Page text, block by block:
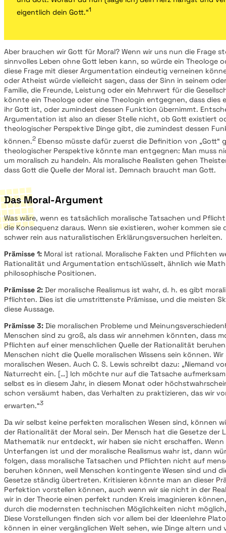
eigentlich dein Gott.“1
Aber brauchen wir Gott für Moral? Wenn wir uns nun die Frage
sinnvolles Leben ohne Gott leben kann, so würde ein Theologe
diese Frage mit dieser Argumentation eindeutig verneinen
oder Atheist würde vielleicht sagen, dass der Sinn in seinem
Familie, die Freunde, Leistung oder ein Mehrwert für die
könnte ein Theologe oder eine Theologin entgegnen, dass dies
ihr Gott ist, oder zumindest dessen Funktion übernimmt.
Argumentation ist also an dieser Stelle nicht, ob Gott existiert
theologischer Perspektive Dinge gibt, die zumindest dessen
können.2 Ebenso müsste dafür zuerst die Definition von „Gott“
theologischer Perspektive könnte man entgegnen: Man muss
um moralisch zu handeln. Als moralische Realisten gehen
dass Gott die Quelle der Moral ist. Demnach braucht man Gott.
Das Moral-Argument
Was wäre, wenn es tatsächlich moralische Tatsachen und
die Konsequenz daraus. Wenn sie existieren, woher kommen sie
schwer rein aus naturalistischen Erklärungsversuchen herleiten.
Prämisse 1: Moral ist rational. Moralische Fakten und Pflichten
Rationalität und Argumentation entschlüsselt, ähnlich wie
philosophische Positionen.
Prämisse 2: Der moralische Realismus ist wahr, d. h. es gibt
Pflichten. Dies ist die umstrittenste Prämisse, und die meisten
diese Aussage.
Prämisse 3: Die moralischen Probleme und
Menschen sind zu groß, als dass wir annehmen könnten, dass
Pflichten auf einer menschlichen Quelle der Rationalität
Menschen nicht die Quelle moralischen Wissens sein können.
moralischen Wesen. Auch C. S. Lewis schreibt dazu: „Niemand
Naturrecht ein. […] Ich möchte nur auf die Tatsache
selbst es in diesem Jahr, in diesem Monat oder
schon versäumt haben, das Verhalten zu praktizieren, das wir
erwarten.“3
Da wir selbst keine perfekten moralischen Wesen sind, können
der Rationalität der Moral sein. Der Mensch hat die Gesetze der
Mathematik nur entdeckt, wir haben sie nicht erschaffen. Wenn
Unterfangen ist und der moralische Realismus wahr ist, dann
folgen, dass moralische Tatsachen und Pflichten nicht auf
beruhen können, weil Menschen kontingente Wesen sind und
Gesetze ständig übertreten. Kritisieren könnte man an dieser
Perfektion vorstellen können, auch wenn wir sie nicht in der
wir in der Theorie einen perfekt runden Kreis imaginieren
durch die modernsten technischen Möglichkeiten nicht
Diese Vorstellungen finden sich vor allem bei der Ideenlehre
können in einer vergänglichen Welt sehen, wie Dinge altern und